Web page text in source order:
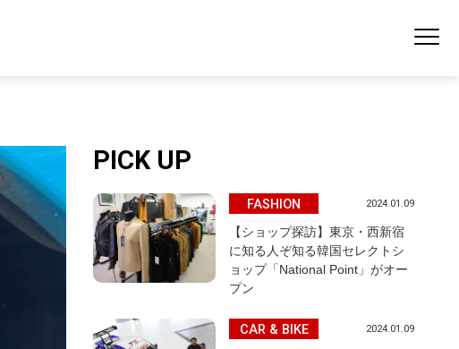
PICK UP
FASHION 2024.01.09
【ショップ探訪】東京・西新宿
に知る人ぞ知る韓国セレクトシ
ョップ「National Point」がオー
プン
CAR & BIKE 2024.01.09